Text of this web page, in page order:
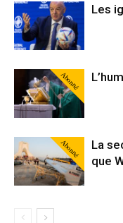
Les
Abonné
Abonné
La
que